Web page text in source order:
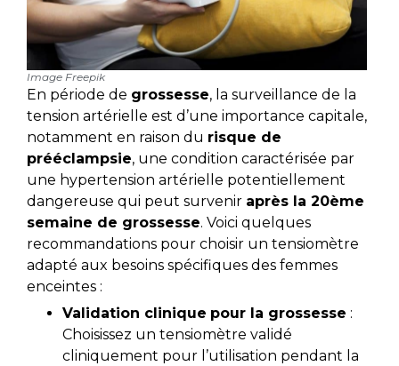
Image Freepik
En période de grossesse, la surveillance de la
tension artérielle est d’une importance capitale,
notamment en raison du risque de
prééclampsie, une condition caractérisée par
une hypertension artérielle potentiellement
dangereuse qui peut survenir après la 20ème
semaine de grossesse. Voici quelques
recommandations pour choisir un tensiomètre
adapté aux besoins spécifiques des femmes
enceintes :
Validation clinique pour la grossesse :
Choisissez un tensiomètre validé
cliniquement pour l’utilisation pendant la